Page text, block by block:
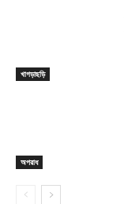
খাগড়াছড়ি
অপরাধ